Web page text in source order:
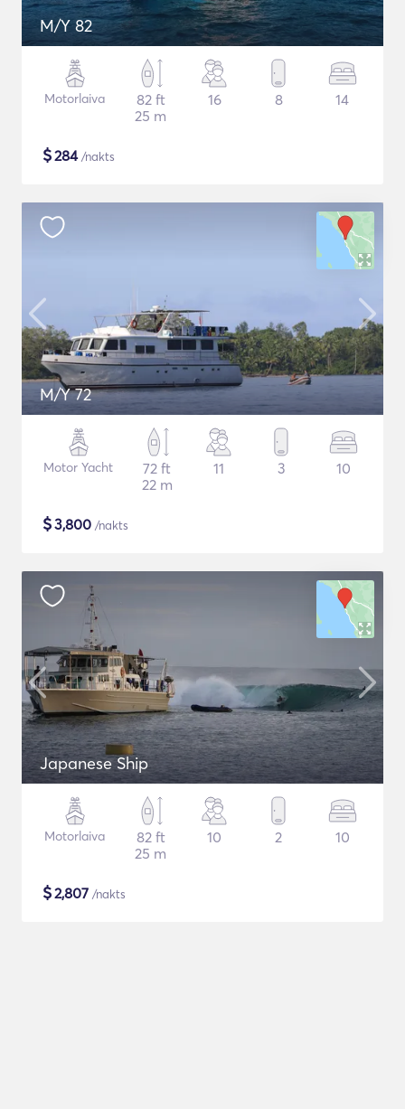
M/Y 82
Motorlaiva
82 ft
25 m
16 8 14
$284/nakts
M/Y 72
Motor Yacht
72 ft
22 m
11 3 10
$3,800 /nakts
Japanese Ship
Motorlaiva
82 ft
25 m
10 2 10
$2,807 /nakts